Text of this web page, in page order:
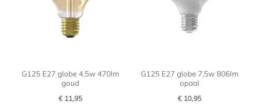
G125 E27 globe 4,5w 470lm
goud
€ 11,95
G125 E27 globe 7,5w 806lm
opaal
€ 10,95